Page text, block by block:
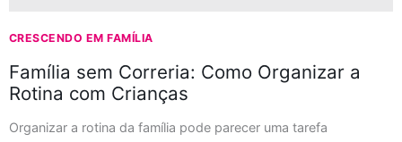
CRESCENDO EM FAMÍLIA
Família sem Correria: Como Organizar a
Rotina com Crianças
Organizar a rotina da família pode parecer uma tarefa